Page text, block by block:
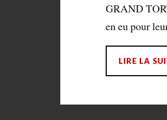
GRAND
en eu pour
LIRE LA